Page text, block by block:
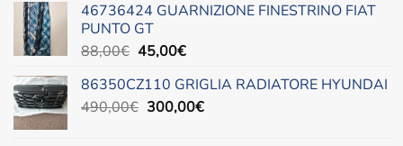
era:
42,00€.
è:
46736424 GUARNIZIONE FINESTRINO FIAT
PUNTO GT
88,00€ Il
originale
era:
45,00€Il
attuale
è:
86350CZ110 GRIGLIA RADIATORE HYUNDAI
490,00€ Il
300,00€Il